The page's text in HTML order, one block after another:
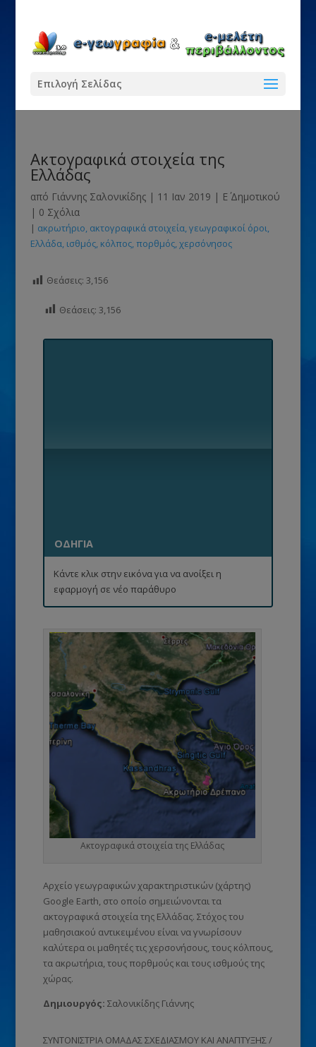
Επιλογή Σελίδας
Ακτογραφικά στοιχεία της
Ελλάδας
από Γιάννης Σαλονικίδης| 11 Ιαν 2019 | Ε΄ Δημοτικού
| 0 Σχόλια
| ακρωτήριο ακτογραφικά στοιχεία γεωγραφικοί όροι
Ελλάδα ισθμός κόλπος πορθμός χερσόνησος
Θεάσεις: 3,156
Θεάσεις: 3,156
ΟΔΗΓΙΑ
Κάντε κλικ στην εικόνα για να ανοίξει η
εφαρμογή σε νέο παράθυρο
Ακτογραφικά στοιχεία της Ελλάδας
Αρχείο γεωγραφικών χαρακτηριστικών (χάρτης)
Google Earth, στο οποίο σημειώνονται τα
ακτογραφικά στοιχεία της Ελλάδας. Στόχος του
μαθησιακού αντικειμένου είναι να γνωρίσουν
καλύτερα οι μαθητές τις χερσονήσους, τους κόλπους,
τα ακρωτήρια, τους πορθμούς και τους ισθμούς της
χώρας.
Δημιουργός: Σαλονικίδης Γιάννης
ΣΥΝΤΟΝΙΣΤΡΙΑ ΟΜΑΔΑΣ ΣΧΕΔΙΑΣΜΟΥ ΚΑΙ ΑΝΑΠΤΥΞΗΣ /